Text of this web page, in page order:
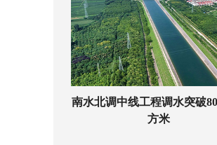
南水北调中线工程调水突破
方米